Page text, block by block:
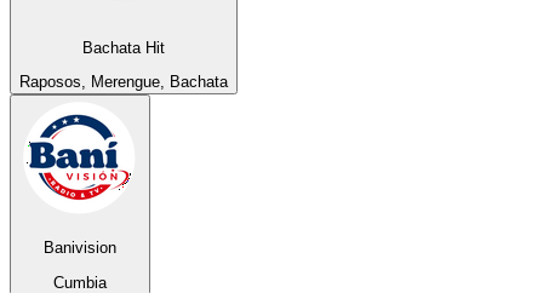
Bachata Hit
Raposos, Merengue, Bachata
Banivision
Cumbia